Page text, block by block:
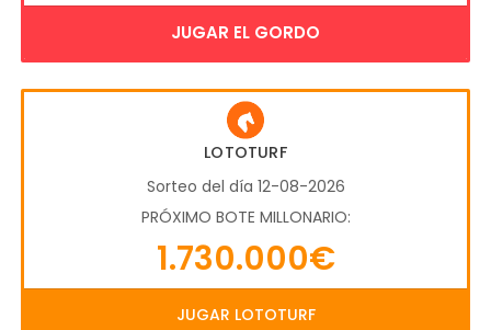
JUGAR EL GORDO
LOTOTURF
Sorteo del día 12-08-2026
PRÓXIMO BOTE MILLONARIO:
1.730.000€
JUGAR LOTOTURF